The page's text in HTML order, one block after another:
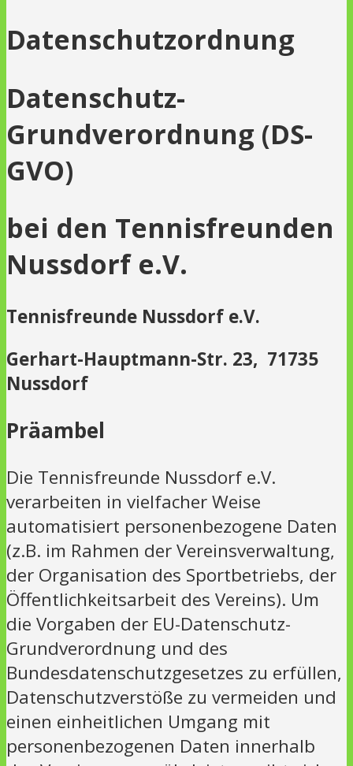
Datenschutzordnung
Datenschutz-
Grundverordnung (DS-
GVO)
bei den Tennisfreunden
Nussdorf e.V.
Tennisfreunde Nussdorf e.V.
Gerhart-Hauptmann-Str. 23, 71735
Nussdorf
Präambel
Die Tennisfreunde Nussdorf e.V.
verarbeiten in vielfacher Weise
automatisiert personenbezogene Daten
(z.B. im Rahmen der Vereinsverwaltung,
der Organisation des Sportbetriebs, der
Öffentlichkeitsarbeit des Vereins). Um
die Vorgaben der EU-Datenschutz-
Grundverordnung und des
Bundesdatenschutzgesetzes zu erfüllen,
Datenschutzverstöße zu vermeiden und
einen einheitlichen Umgang mit
personenbezogenen Daten innerhalb